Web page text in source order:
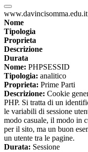
www.davincisomma.edu.it
Nome
Tipologia
Proprieta
Descrizione
Durata
Nome: PHPSESSID
Tipologia: analitico
Proprieta: Prime Parti
Descrizione: Cookie
PHP. Si tratta di un
le variabili di sessione
modo casuale, il modo in
per il sito, ma un buon
un utente tra le pagine.
Durata: Sessione